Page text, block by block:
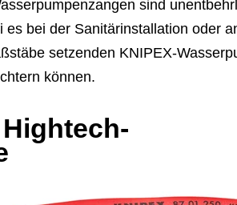
sind
bei der Sanitärinstallation oder
setzenden KNIPEX-
können.